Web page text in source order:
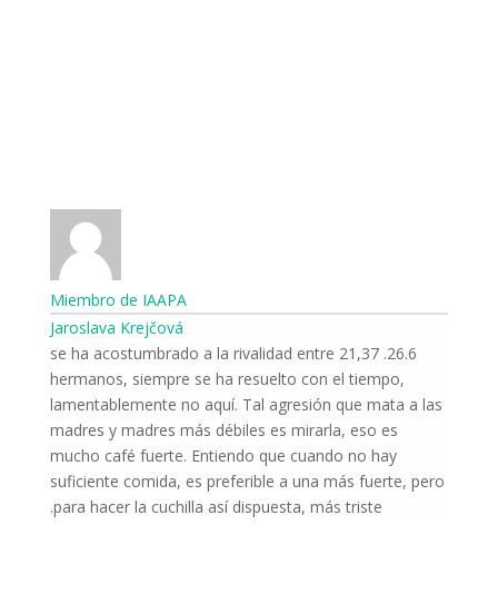
Miembro de IAAPA
Jaroslava Krejčová
26.6. 21,37 se ha acostumbrado a la rivalidad entre
hermanos, siempre se ha resuelto con el tiempo,
lamentablemente no aquí. Tal agresión que mata a las
madres y madres más débiles es mirarla, eso es
mucho café fuerte. Entiendo que cuando no hay
suficiente comida, es preferible a una más fuerte, pero
para hacer la cuchilla así dispuesta, más triste.